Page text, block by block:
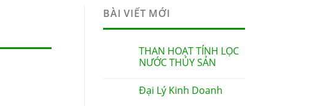
BÀI VIẾT MỚI
THAN HOẠT TÍNH LỌC
NƯỚC THÚY SẢN
Đại Lý Kinh Doanh